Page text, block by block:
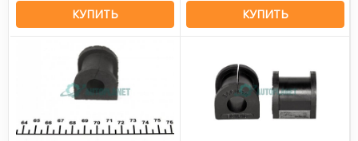
КУПИТЬ КУПИТЬ